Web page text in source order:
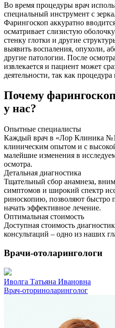
Во время процедуры врач
специальный инструмент с
Фарингоскоп аккуратно
осматривает слизистую
стенку глотки и другие
выявить воспаления, опухоли,
другие патологии. После
извлекается и пациент может
деятельности, так как
Почему
у нас?
Опытные специалисты
Каждый врач в «Лор Клиника
клиническим опытом и с
малейшие изменения в
осмотра.
Детальная диагностика
Тщательный сбор анамнеза,
симптомов и широкий спектр
риноскопию, позволяют быстро
начать эффективное лечение.
Оптимальная стоимость
Доступная стоимость
консультаций – одно из наших
Врачи-отоларингологи
Иволга Татьяна Ивановна
Врач-оториноларинголог